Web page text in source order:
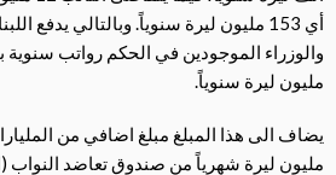
أي 153 مليون ليرة سنوياً. وبالتالي يدفع
مليون ليرة سنوياً.
مليون ليرة شهرياً من صندوق تعاضد النواب